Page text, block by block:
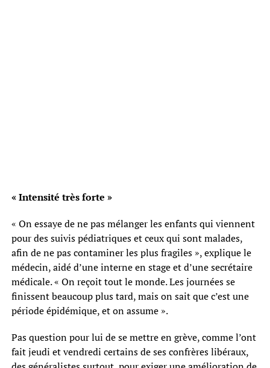
« Intensité très forte »
« On essaye de ne pas mélanger les enfants qui viennent
pour des suivis pédiatriques et ceux qui sont malades,
afin de ne pas contaminer les plus fragiles », explique le
médecin, aidé d’une interne en stage et d’une secrétaire
médicale. « On reçoit tout le monde. Les journées se
finissent beaucoup plus tard, mais on sait que c’est une
période épidémique, et on assume ».
Pas question pour lui de se mettre en grève, comme l’ont
fait jeudi et vendredi certains de ses confrères libéraux,